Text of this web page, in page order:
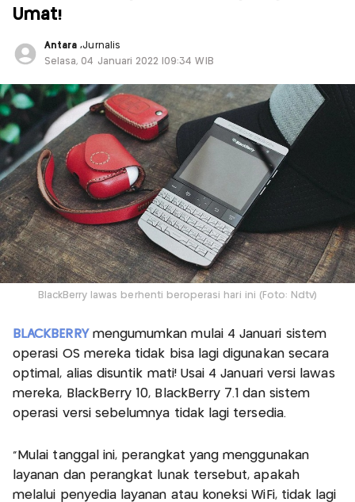
Umat!
Antara,Jurnalis
Selasa, 04 Januari 2022 |09:34 WIB
BlackBerry lawas berhenti beroperasi hari ini (Foto: Ndtv)
BLACKBERRY mengumumkan mulai 4 Januari sistem
operasi OS mereka tidak bisa lagi digunakan secara
optimal, alias disuntik mati! Usai 4 Januari versi lawas
mereka, BlackBerry 10, BlackBerry 7.1 dan sistem
operasi versi sebelumnya tidak lagi tersedia.
"Mulai tanggal ini, perangkat yang menggunakan
layanan dan perangkat lunak tersebut, apakah
melalui penyedia layanan atau koneksi WiFi, tidak lagi